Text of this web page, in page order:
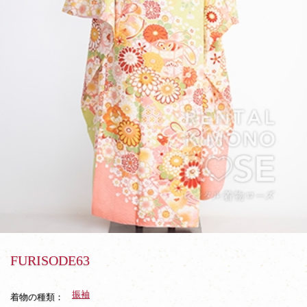
FURISODE63
着物の種類： 振袖